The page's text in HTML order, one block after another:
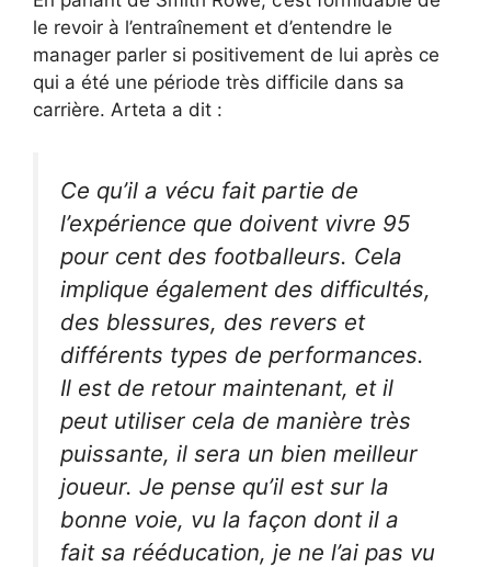
le revoir à l’entraînement et d’entendre le
manager parler si positivement de lui après ce
qui a été une période très difficile dans sa
carrière. Arteta a dit :
Ce qu’il a vécu fait partie de
l’expérience que doivent vivre 95
pour cent des footballeurs. Cela
implique également des difficultés,
des blessures, des revers et
différents types de performances.
Il est de retour maintenant, et il
peut utiliser cela de manière très
puissante, il sera un bien meilleur
joueur. Je pense qu’il est sur la
bonne voie, vu la façon dont il a
fait sa rééducation, je ne l’ai pas vu